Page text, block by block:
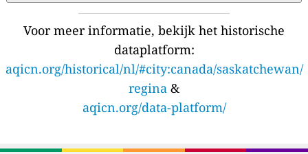
Voor meer informatie, bekijk het historische
dataplatform:
aqicn.org/historical/nl/#city:canada/saskatchewan/
regina &
aqicn.org/data-platform/